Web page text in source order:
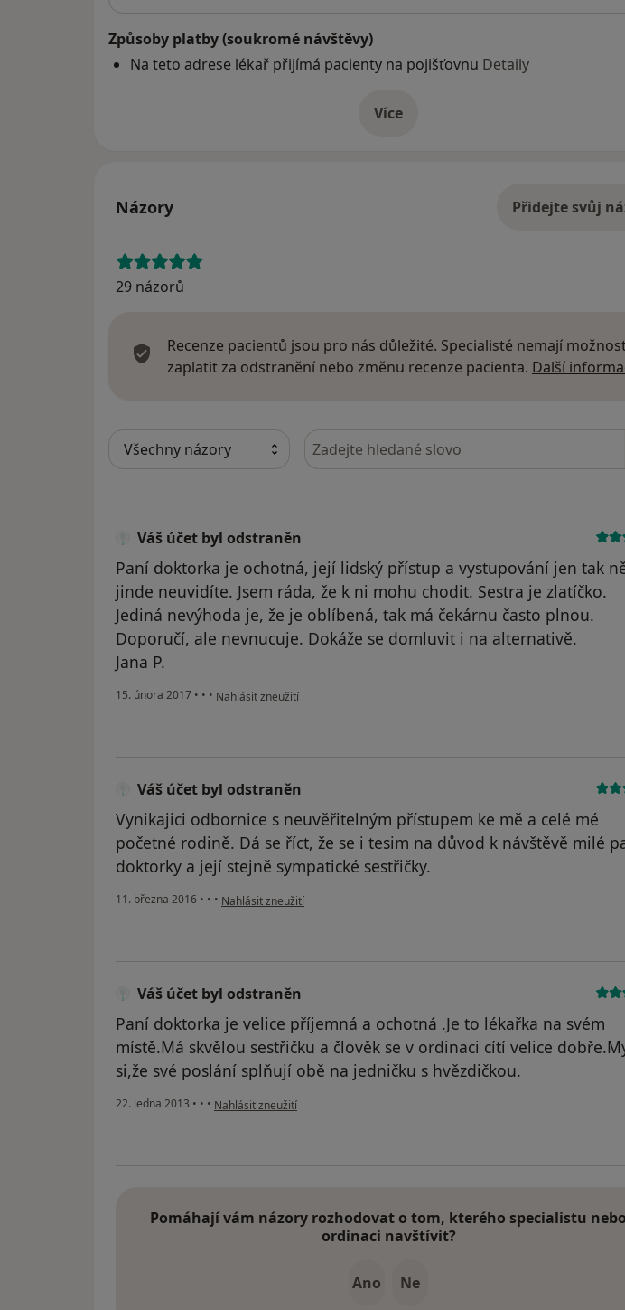
Způsoby platby (soukromé návštěvy)
Na teto adrese lékař přijímá pacienty na pojišťovnu Detaily
Víceo adrese
Názory Přidejte svůj
29 názorů
Recenze pacientů jsou pro nás důležité. Specialisté nemají
zaplatit za odstranění nebo změnu recenze pacienta. Další
Hledejte v názorech
Váš účet byl odstraněn
Paní doktorka je ochotná, její lidský přístup a vystupování jen tak
jinde neuvidíte. Jsem ráda, že k ni mohu chodit. Sestra je zlatíčko.
Jediná nevýhoda je, že je oblíbená, tak má čekárnu často plnou.
Doporučí, ale nevnucuje. Dokáže se domluvit i na alternativě.
Jana P.
15. února 2017 • • • podle názoru uživatele Váš účet byl odstraněn
Nahlásit zneužití
Váš účet byl odstraněn
Vynikajici odbornice s neuvěřitelným přístupem ke mě a celé mé
početné rodině. Dá se říct, že se i tesim na důvod k návštěvě milé
doktorky a její stejně sympatické sestřičky.
11. března 2016 • • • podle názoru uživatele Váš účet byl odstraněn
Nahlásit zneužití
Váš účet byl odstraněn
Paní doktorka je velice příjemná a ochotná .Je to lékařka na svém
místě.Má skvělou sestřičku a člověk se v ordinaci cítí velice
si,že své poslání splňují obě na jedničku s hvězdičkou.
22. ledna 2013 • • • podle názoru uživatele Váš účet byl odstraněn
Nahlásit zneužití
Pomáhají vám názory rozhodovat o tom, kterého specialistu nebo
ordinaci navštívit?
Ano Ne